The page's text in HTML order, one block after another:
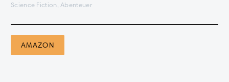
Science Fiction, Abenteuer
AMAZON